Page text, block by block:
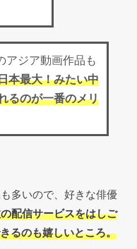
アジア動画作品も
本最大！みたい中
るのが一番のメリ
多いので、好きな俳優
配信サービスをはしご
るのも嬉しいところ。